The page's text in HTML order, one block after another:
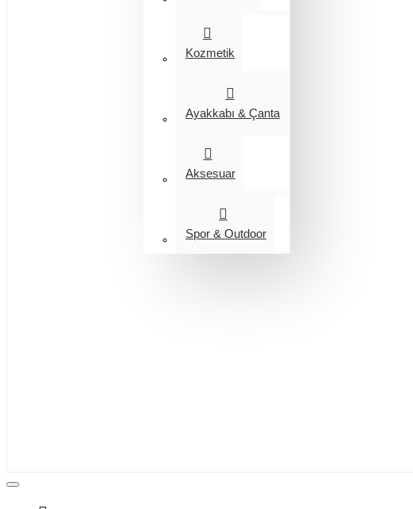
Kozmetik
Ayakkabı & Çanta
Aksesuar
Spor & Outdoor